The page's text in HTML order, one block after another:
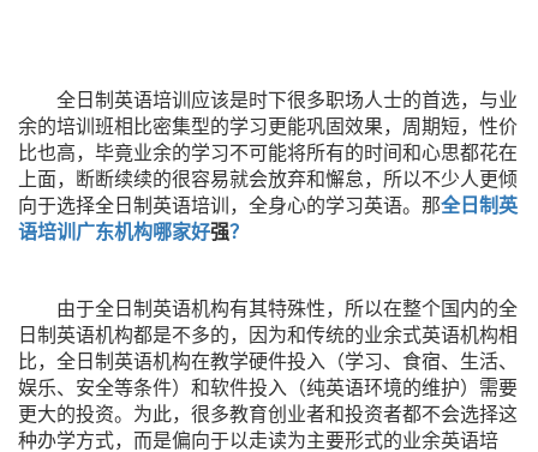
全日制英语培训应该是时下很多职场人士的首选，与业
余的培训班相比密集型的学习更能巩固效果，周期短，性价
比也高，毕竟业余的学习不可能将所有的时间和心思都花在
上面，断断续续的很容易就会放弃和懈怠，所以不少人更倾
向于选择全日制英语培训，全身心的学习英语。那全日制英
语培训广东机构哪家好强？
由于全日制英语机构有其特殊性，所以在整个国内的全
日制英语机构都是不多的，因为和传统的业余式英语机构相
比，全日制英语机构在教学硬件投入（学习、食宿、生活、
娱乐、安全等条件）和软件投入（纯英语环境的维护）需要
更大的投资。为此，很多教育创业者和投资者都不会选择这
种办学方式，而是偏向于以走读为主要形式的业余英语培